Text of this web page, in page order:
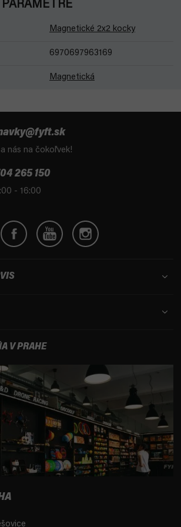
Magnetické 2x2 kocky
6970697963169
Magnetická
nás na čokoľvek!
265 150
- 16:00
V PRAHE